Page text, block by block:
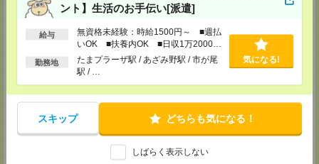
ント】生活のお手伝い[派遣]
給与
無資格未経験：時給1500円～ ■週払
いOK ■扶養内OK ■日収1万2000円
以上
勤務地
たまプラーザ駅 / あざみ野駅 / 市が尾
駅 / …
気になる!
スキップ どちらも気になる！
しばらく表示しない
メディカルケア事業部 立川事業部
東京都立川市錦町1-12-14
TEL：0120-934-200
tenshoku@nikken-ts.jp
担当：採用担当
東京都町田市森野1-7-23 大樹生命町田ビル6F
TEL：0120-453-285
tenshoku@nikken-ts.jp
担当：採用担当
メディカルケア事業部 横浜オフィス